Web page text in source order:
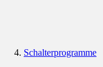
Schalterprogramme